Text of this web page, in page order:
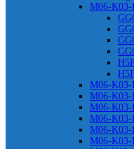
M06-K03-
M06-K03-
M06-K03-
M06-K03-
M06-K03-
M06-K03-
M06-K03-